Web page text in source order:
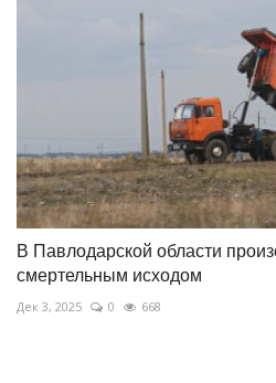
В Павлодарской области
смертельным исходом
Дек 3, 2025 0 668